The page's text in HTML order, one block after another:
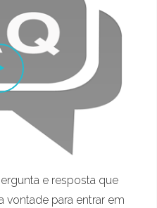
e resposta que
vontade para entrar em